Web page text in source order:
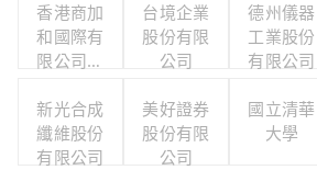
香港商加
和國際有
限公司台
台境企業
股份有限
公司
德州儀器
工業股份
有限公司
新光合成
纖維股份
有限公司
美好證券
股份有限
公司
國立清華
大學